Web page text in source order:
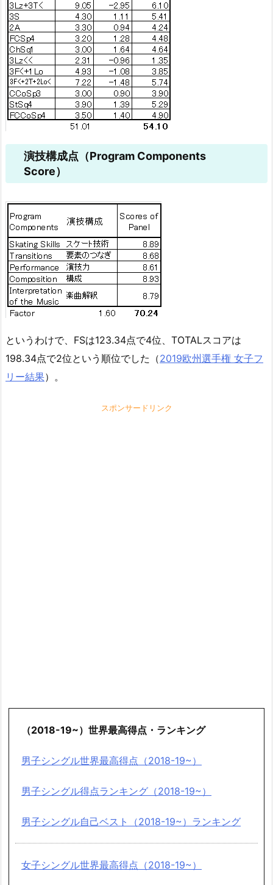
演技構成点（Program Components
Score）
というわけで、FSは123.34点で4位、TOTALスコアは
198.34点で2位という順位でした（2019欧州選手権 女子フ
リー結果）。
スポンサードリンク
（2018-19~）世界最高得点・ランキング
男子シングル世界最高得点（2018-19~）
男子シングル得点ランキング（2018-19~）
男子シングル自己ベスト（2018-19~）ランキング
女子シングル世界最高得点（2018-19~）